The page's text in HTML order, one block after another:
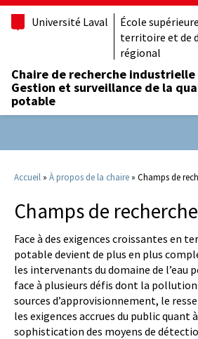
Université Laval
École
territoire et de
régional
Chaire de recherche industrielle
Gestion et surveillance de la
potable
Accueil » À propos de la chaire » Champs de
Champs de recherche
Face à des exigences croissantes en
potable devient de plus en plus
les intervenants du domaine de l’eau
face à plusieurs défis dont la
sources d’approvisionnement, le
les exigences accrues du public quant
sophistication des moyens de